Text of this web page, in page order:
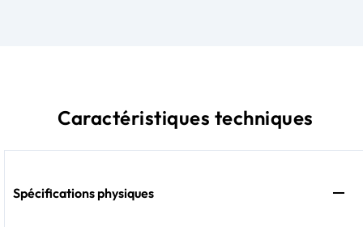
Caractéristiques techniques
Spécifications physiques